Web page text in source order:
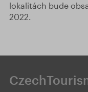
lokalitách bude
2022.